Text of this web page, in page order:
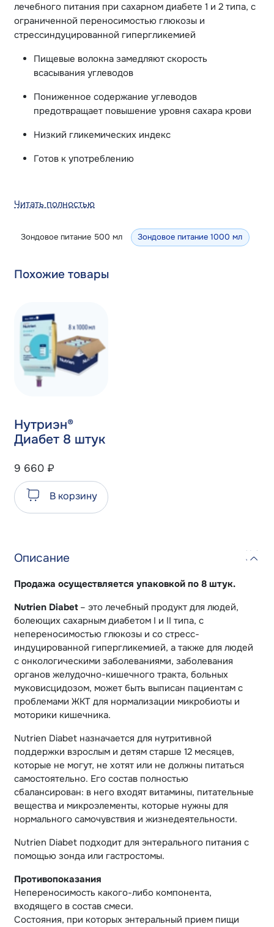
лечебного питания при сахарном диабете 1 и 2 типа, с
ограниченной переносимостью глюкозы и
стрессиндуцированной гипергликемией
Пищевые волокна замедляют скорость
всасывания углеводов
Пониженное содержание углеводов
предотвращает повышение уровня сахара крови
Низкий гликемических индекс
Готов к употреблению
Читать полностью
Зондовое питание 500 мл Зондовое питание 1000 мл
Похожие товары
Нутриэн®
Диабет 8 штук
9 660 ₽
В корзину
Описание
Продажа осуществляется упаковкой по 8 штук.
Nutrien Diabet– это лечебный продукт для людей,
болеющих сахарным диабетом I и II типа, с
непереносимостью глюкозы и со стресс-
индуцированной гипергликемией, а также для людей
с онкологическими заболеваниями, заболевания
органов желудочно-кишечного тракта, больных
муковисцидозом, может быть выписан пациентам с
проблемами ЖКТ для нормализации микробиоты и
моторики кишечника.
Nutrien Diabet назначается для нутритивной
поддержки взрослым и детям старше 12 месяцев,
которые не могут, не хотят или не должны питаться
самостоятельно. Его состав полностью
сбалансирован: в него входят витамины, питательные
вещества и микроэлементы, которые нужны для
нормального самочувствия и жизнедеятельности.
Nutrien Diabet подходит для энтерального питания с
помощью зонда или гастростомы.
Противопоказания
Непереносимость какого-либо компонента,
входящего в состав смеси.
Состояния, при которых энтеральный прием пищи